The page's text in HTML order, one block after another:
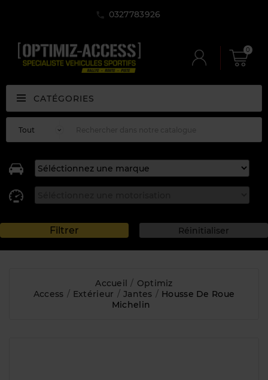
0327783926
0
CATÉGORIES
Accueil
Optimiz
Access
Extérieur Jantes
Housse De Roue
Michelin